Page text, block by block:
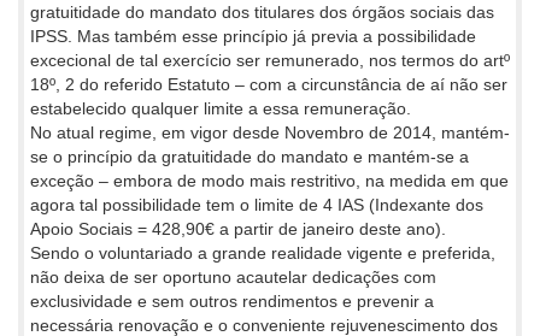
gratuitidade do mandato dos titulares dos órgãos sociais das
IPSS. Mas também esse princípio já previa a possibilidade
excecional de tal exercício ser remunerado, nos termos do artº
18º, 2 do referido Estatuto – com a circunstância de aí não ser
estabelecido qualquer limite a essa remuneração.
No atual regime, em vigor desde Novembro de 2014, mantém-
se o princípio da gratuitidade do mandato e mantém-se a
exceção – embora de modo mais restritivo, na medida em que
agora tal possibilidade tem o limite de 4 IAS (Indexante dos
Apoio Sociais = 428,90€ a partir de janeiro deste ano).
Sendo o voluntariado a grande realidade vigente e preferida,
não deixa de ser oportuno acautelar dedicações com
exclusividade e sem outros rendimentos e prevenir a
necessária renovação e o conveniente rejuvenescimento dos